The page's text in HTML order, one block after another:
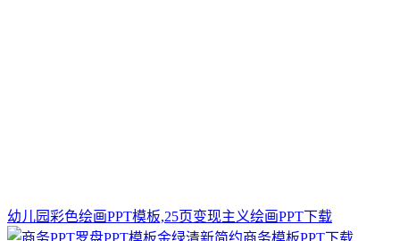
幼儿园彩色绘画PPT模板,25页变现主义绘画PPT下载